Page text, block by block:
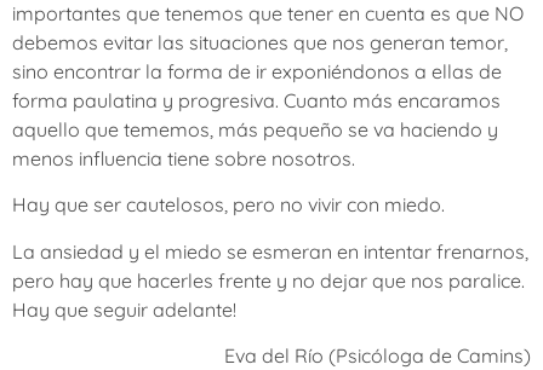
importantes que tenemos que tener en cuenta es que NO
debemos evitar las situaciones que nos generan temor,
sino encontrar la forma de ir exponiéndonos a ellas de
forma paulatina y progresiva. Cuanto más encaramos
aquello que tememos, más pequeño se va haciendo y
menos influencia tiene sobre nosotros.
Hay que ser cautelosos, pero no vivir con miedo.
La ansiedad y el miedo se esmeran en intentar frenarnos,
pero hay que hacerles frente y no dejar que nos paralice.
Hay que seguir adelante!
Eva del Río (Psicóloga de Camins)